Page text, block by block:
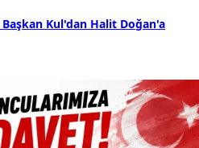
Kul'dan Halit Doğan'a